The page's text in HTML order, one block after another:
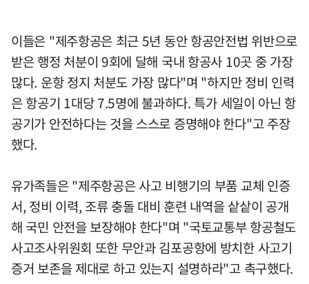
이들은 "제주항공은 최근 5년 동안 항공안전법 위반으로
받은 행정 처분이 9회에 달해 국내 항공사 10곳 중 가장
많다. 운항 정지 처분도 가장 많다"며 "하지만 정비 인력
은 항공기 1대당 7.5명에 불과하다. 특가 세일이 아닌 항
공기가 안전하다는 것을 스스로 증명해야 한다"고 주장
했다.
유가족들은 "제주항공은 사고 비행기의 부품 교체 인증
서, 정비 이력, 조류 충돌 대비 훈련 내역을 샅샅이 공개
해 국민 안전을 보장해야 한다"며 "국토교통부 항공철도
사고조사위원회 또한 무안과 김포공항에 방치한 사고기
증거 보존을 제대로 하고 있는지 설명하라"고 촉구했다.